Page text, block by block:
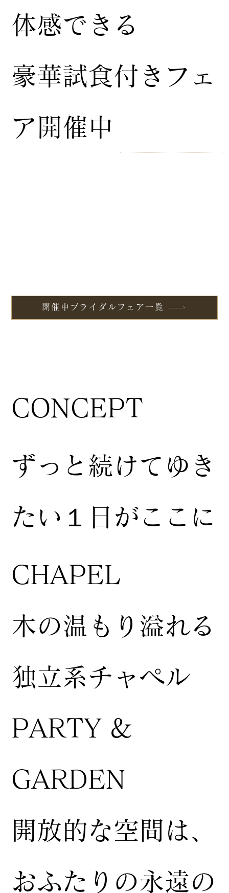
開催中ブライダルフェア一覧
体感できる
豪華試食付きフェ
ア開催中
CONCEPT
ずっと続けてゆき
たい１日がここに
CHAPEL
木の温もり溢れる
独立系チャペル
PARTY &
GARDEN
開放的な空間は、
おふたりの永遠の